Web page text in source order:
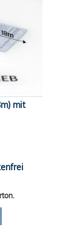
mit